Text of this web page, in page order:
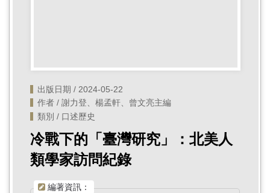
出版日期 / 2024-05-22
作者 / 謝力登、楊孟軒、曾文亮主編
類別 / 口述歷史
冷戰下的「臺灣研究」：北美人
類學家訪問紀錄
編著資訊：